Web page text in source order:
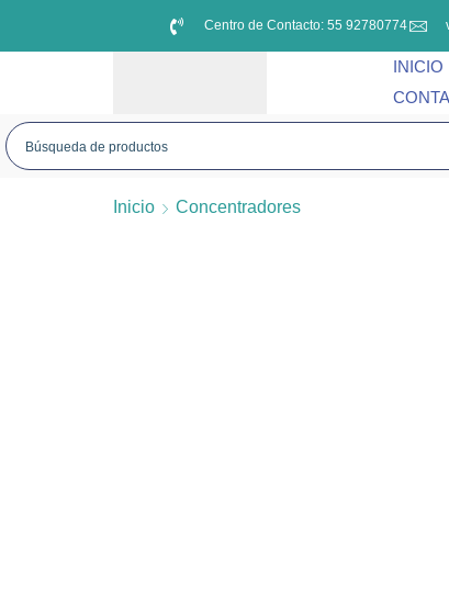
Centro de Contacto: 55 92780774
INICIO
Inicio Concentradores